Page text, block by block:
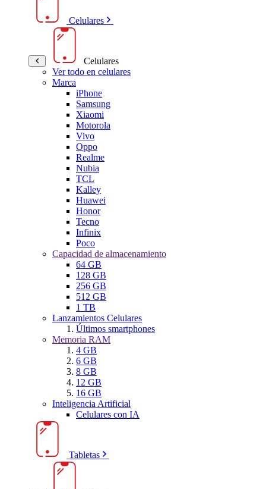
Celulares
Celulares
Ver todo en celulares
Marca
iPhone
Samsung
Xiaomi
Motorola
Vivo
Oppo
Realme
Nubia
TCL
Kalley
Huawei
Honor
Tecno
Infinix
Poco
Capacidad de almacenamiento
64 GB
128 GB
256 GB
512 GB
1 TB
Lanzamientos Celulares
Últimos smartphones
Memoria RAM
4 GB
6 GB
8 GB
12 GB
16 GB
Inteligencia Artificial
Celulares con IA
Tabletas